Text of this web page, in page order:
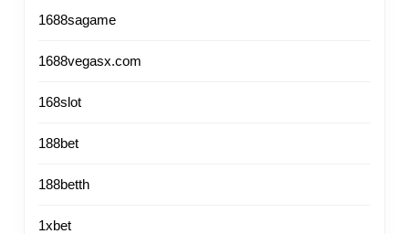
1688sagame
1688vegasx.com
168slot
188bet
188betth
1xbet